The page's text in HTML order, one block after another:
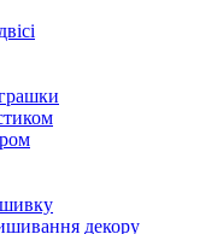
декору